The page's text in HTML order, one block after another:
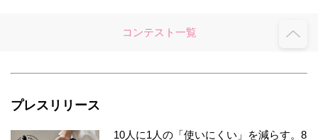
コンテスト一覧
プレスリリース
10人に1人の「使いにくい」を減らす。8